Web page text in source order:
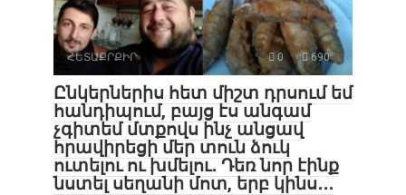
ՀԵՏԱՔՐՔԻՐ 0 690
Ընկերներիս հետ միշտ դրսում եմ
հանդիպում, բայց էս անգամ
չգիտեմ մտքովս ինչ անցավ
հրավիրեցի մեր տուն ձուկ
ուտելու ու խմելու․ Դեռ նոր էինք
նստել սեղանի մոտ, երբ կինս․․․